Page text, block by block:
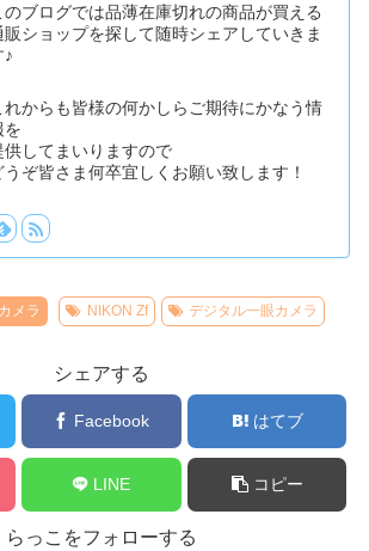
のブログでは品薄在庫切れの商品が買える
販ショップを探して随時シェアしていきま
♪
れからも皆様の何かしらご期待にかなう情
を
供してまいりますので
うぞ皆さま何卒宜しくお願い致します！
メラ NIKON Zf デジタル一眼カメラ
シェアする
Facebook はてブ
LINE コピー
らっこをフォローする